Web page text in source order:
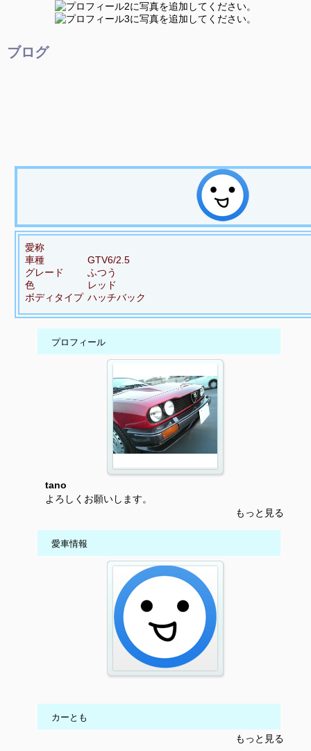
ブログ
愛称
車種
GTV6/2.5
グレード
ふつう
色
レッド
ボディタイプ ハッチバック
プロフィール
tano
よろしくお願いします。
もっと見る
愛車情報
カーとも
もっと見る